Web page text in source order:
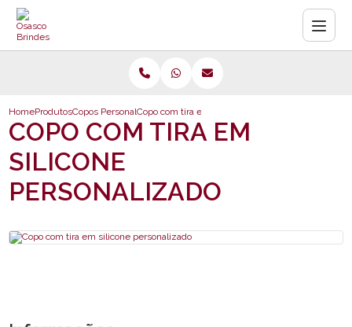
HomeProdutosCopos PersonalizadosCopo com tira em silicone personalizado
COPO COM TIRA EM
SILICONE
PERSONALIZADO